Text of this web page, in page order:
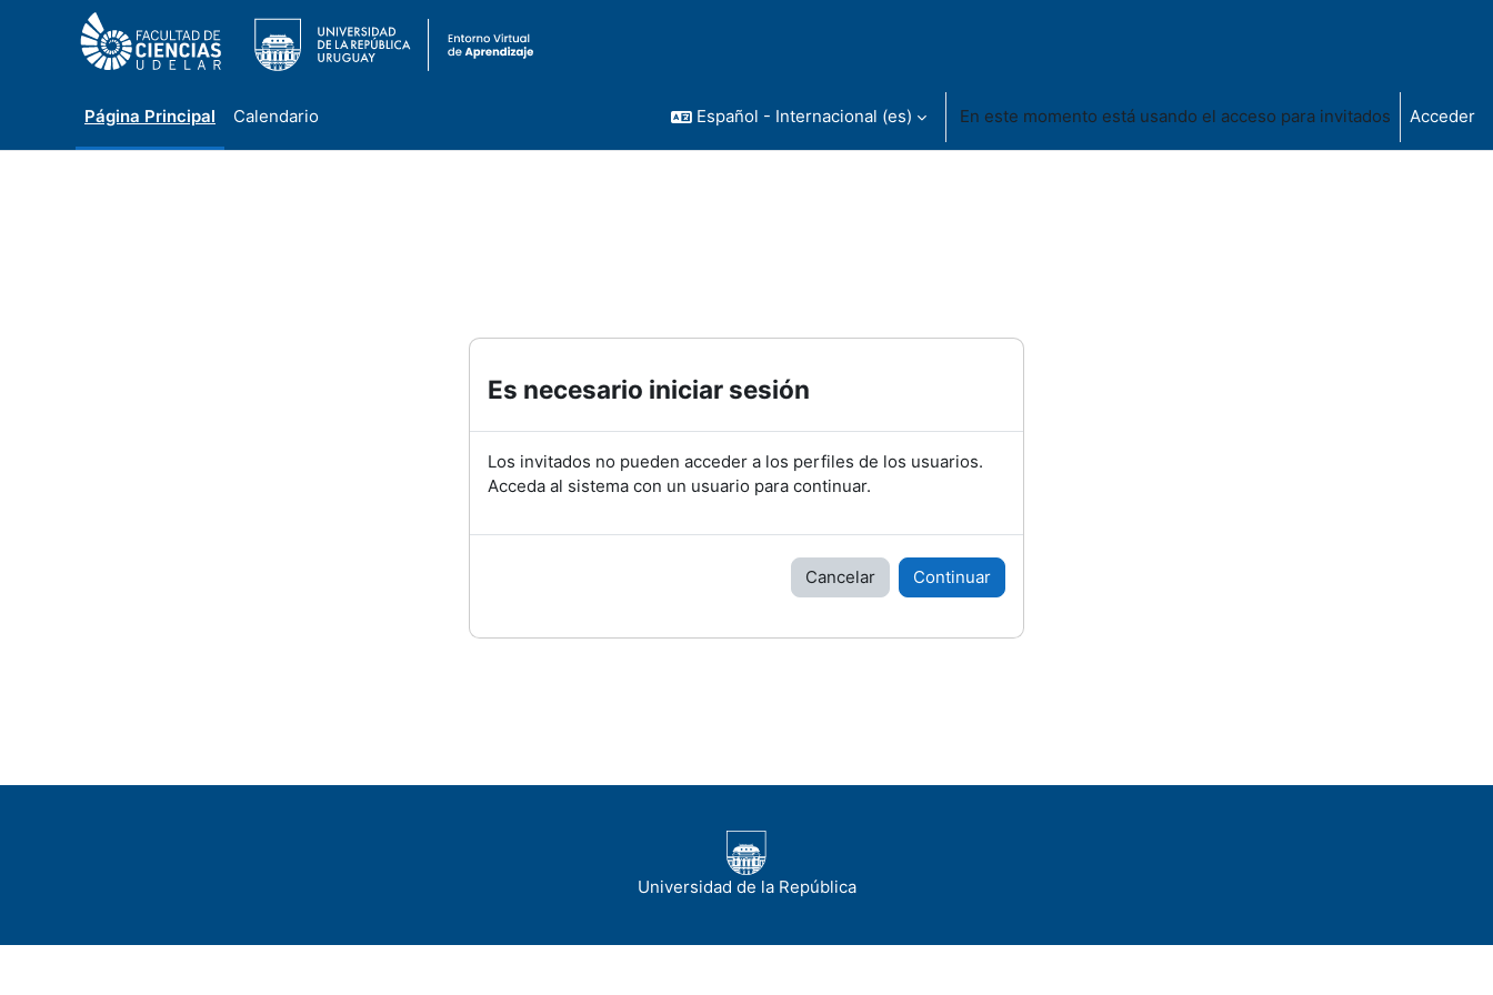
Página Principal Calendario Español - Internacional ‎(es)‎ En este momento está usando el acceso para invitados Acceder
Es necesario iniciar sesión
Los invitados no pueden acceder a los perfiles de los usuarios.
Acceda al sistema con un usuario para continuar.
Cancelar Continuar
Universidad de la República